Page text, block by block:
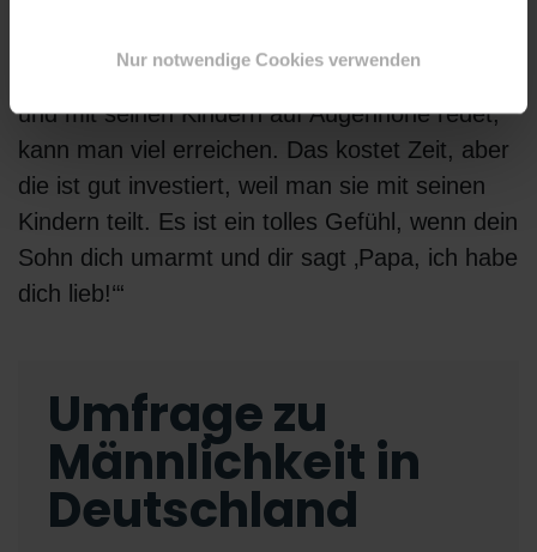
Nur notwendige Cookies verwenden
spüren bekommt: „Wenn man sich hinsetzt
und mit seinen Kindern auf Augenhöhe redet,
kann man viel erreichen. Das kostet Zeit, aber
die ist gut investiert, weil man sie mit seinen
Kindern teilt. Es ist ein tolles Gefühl, wenn dein
Sohn dich umarmt und dir sagt ‚Papa, ich habe
dich lieb!‘“
Umfrage zu
Männlichkeit in
Deutschland